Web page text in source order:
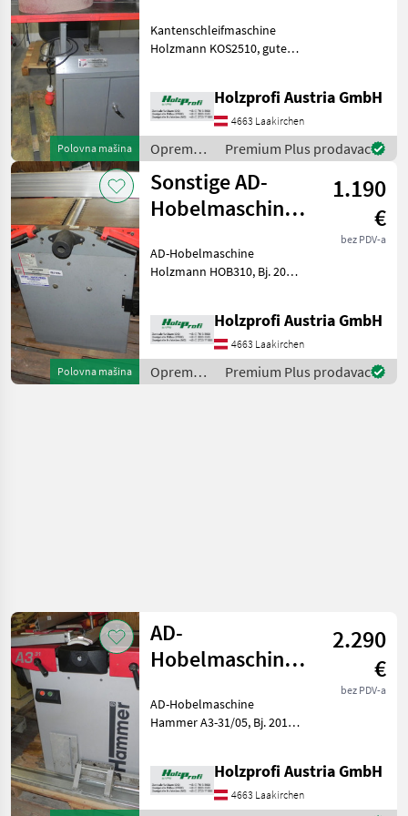
Polovna mašina
KOS2510
Kantenschleifmaschine
Holzmann KOS2510, guter
Bandlänge, 150
kgPreisänderungen
vorbehalten, Irrtümer,
Druck- und Satzfehle
Holzprofi Austria GmbH
4663 Laakirchen
Oprema
za šumu i
obradu
drveta /
Sonstige
Premium Plus prodavac
Polovna mašina
Sonstige AD-
Hobelmaschine
HOB310
1.190
€
bez PDV-a
AD-Hobelmaschine
Holzmann HOB310, Bj. 2007,
kgPreisänderungen
vorbehalten, Irrtümer,
Druck- und Satzfehler
vorbehalten Oprem
Holzprofi Austria GmbH
4663 Laakirchen
Oprema
za šumu i
Premium Plus prodavac
AD-
Hobelmaschine
31/05 gebraucht
2.290
€
bez PDV-a
AD-Hobelmaschine
Hammer A3-31/05, Bj. 2011,
1400 mm Tischlänge, 310
mm Tischbreite, 3 Messer,
Holzprofi Austria GmbH
4663 Laakirchen